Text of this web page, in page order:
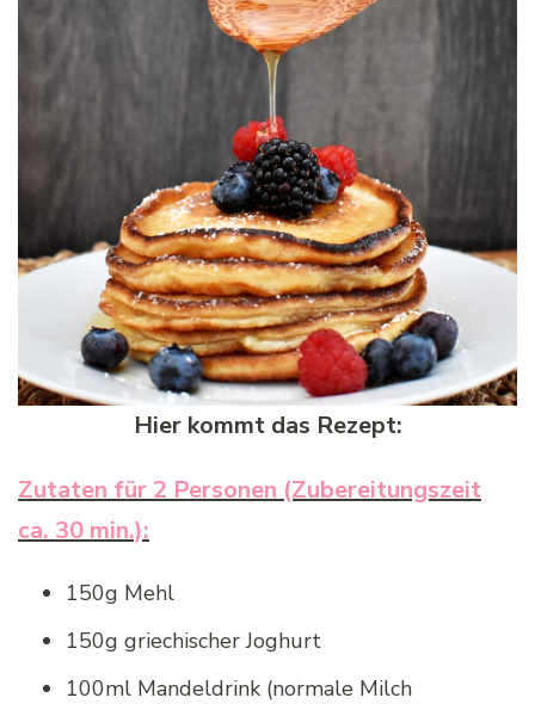
Hier kommt das Rezept:
Zutaten für 2 Personen (Zubereitungszeit
ca. 30 min.):
150g Mehl
150g griechischer Joghurt
100ml Mandeldrink (normale Milch